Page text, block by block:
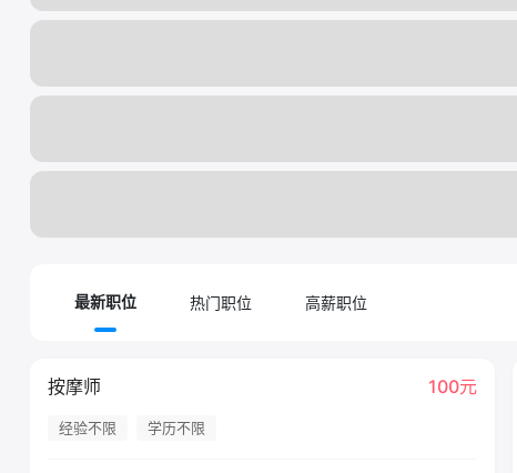
最新职位 热门职位 高薪职位
按摩师 100元
经验不限 学历不限